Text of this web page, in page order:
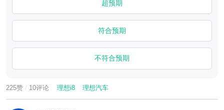
超预期
符合预期
不符合预期
225赞 / 10评论 理想i8 理想汽车